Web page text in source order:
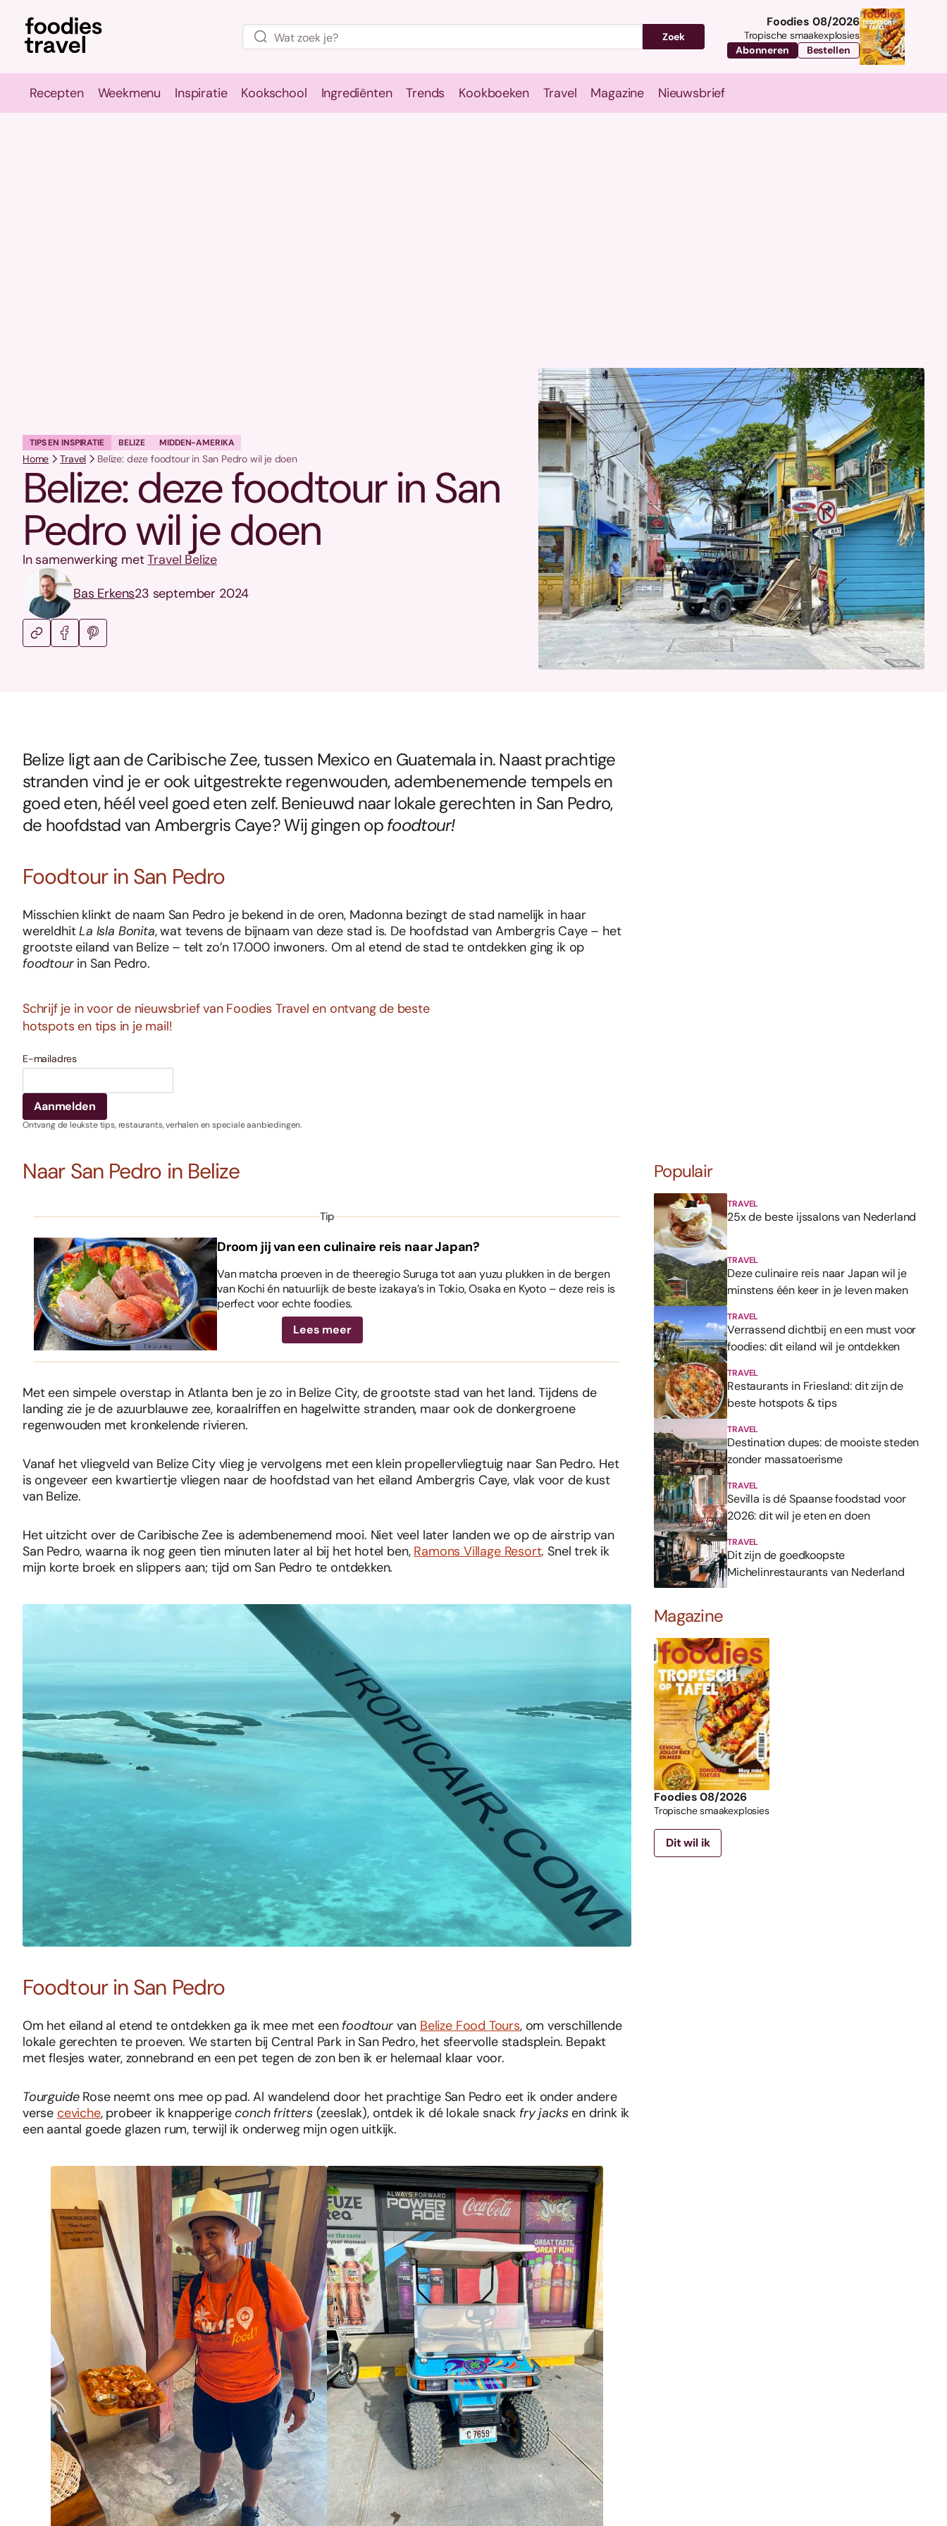
Zoek
Foodies 08/2026
Tropische smaakexplosies
Abonneren
Bestellen
Recepten Weekmenu Inspiratie Kookschool Ingrediënten Trends Kookboeken Travel Magazine Nieuwsbrief
TIPS EN INSPIRATIE BELIZE MIDDEN-AMERIKA
Home Travel Belize: deze foodtour in San Pedro wil je doen
Belize: deze foodtour in San
Pedro wil je doen
In samenwerking metTravel Belize
Bas Erkens23 september 2024
Belize ligt aan de Caribische Zee, tussen Mexico en Guatemala in. Naast prachtige
stranden vind je er ook uitgestrekte regenwouden, adembenemende tempels en
goed eten, héél veel goed eten zelf. Benieuwd naar lokale gerechten in San Pedro,
de hoofdstad van Ambergris Caye? Wij gingen opfoodtour!
Foodtour in San Pedro
Misschien klinkt de naam San Pedro je bekend in de oren, Madonna bezingt de stad namelijk in haar
wereldhitLa Isla Bonita, wat tevens de bijnaam van deze stad is. De hoofdstad van Ambergris Caye – het
grootste eiland van Belize – telt zo’n 17.000 inwoners. Om al etend de stad te ontdekken ging ik op
foodtour in San Pedro.
Schrijf je in voor de nieuwsbrief van Foodies Travel en ontvang de beste
hotspots en tips in je mail!
E-mailadres
Ontvang de leukste tips, restaurants, verhalen en speciale aanbiedingen.
Naar San Pedro in Belize
Tip
Droom jij van een culinaire reis naar Japan?
Van matcha proeven in de theeregio Suruga tot aan yuzu plukken in de bergen
van Kochi én natuurlijk de beste izakaya’s in Tokio, Osaka en Kyoto – deze reis is
perfect voor echte foodies.
Lees meer
Met een simpele overstap in Atlanta ben je zo in Belize City, de grootste stad van het land. Tijdens de
landing zie je de azuurblauwe zee, koraalriffen en hagelwitte stranden, maar ook de donkergroene
regenwouden met kronkelende rivieren.
Vanaf het vliegveld van Belize City vlieg je vervolgens met een klein propellervliegtuig naar San Pedro. Het
is ongeveer een kwartiertje vliegen naar de hoofdstad van het eiland Ambergris Caye, vlak voor de kust
van Belize.
Het uitzicht over de Caribische Zee is adembenemend mooi. Niet veel later landen we op de airstrip van
San Pedro, waarna ik nog geen tien minuten later al bij het hotel ben, Ramons Village Resort. Snel trek ik
mijn korte broek en slippers aan; tijd om San Pedro te ontdekken.
Foodtour in San Pedro
Om het eiland al etend te ontdekken ga ik mee met een foodtour van Belize Food Tours, om verschillende
lokale gerechten te proeven. We starten bij Central Park in San Pedro, het sfeervolle stadsplein. Bepakt
met flesjes water, zonnebrand en een pet tegen de zon ben ik er helemaal klaar voor.
Tourguide Rose neemt ons mee op pad. Al wandelend door het prachtige San Pedro eet ik onder andere
verse ceviche, probeer ik knapperigeconch fritters (zeeslak), ontdek ik dé lokale snack fry jacks en drink ik
een aantal goede glazen rum, terwijl ik onderweg mijn ogen uitkijk.
Populair
TRAVEL
25x de beste ijssalons van Nederland
TRAVEL
Deze culinaire reis naar Japan wil je
minstens één keer in je leven maken
TRAVEL
Verrassend dichtbij en een must voor
foodies: dit eiland wil je ontdekken
TRAVEL
Restaurants in Friesland: dit zijn de
beste hotspots & tips
TRAVEL
Destination dupes: de mooiste steden
zonder massatoerisme
TRAVEL
Sevilla is dé Spaanse foodstad voor
2026: dit wil je eten en doen
TRAVEL
Dit zijn de goedkoopste
Michelinrestaurants van Nederland
Magazine
Foodies 08/2026
Tropische smaakexplosies
Dit wil ik